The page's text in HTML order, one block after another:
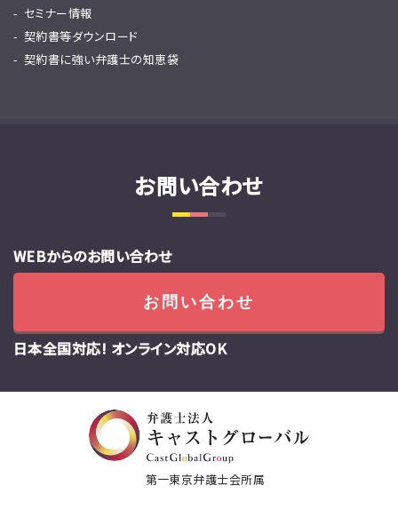
セミナー情報
契約書等ダウンロード
契約書に強い弁護士の知恵袋
お問い合わせ
WEBからのお問い合わせ
お問い合わせ
日本全国対応! オンライン対応OK
第一東京弁護士会所属